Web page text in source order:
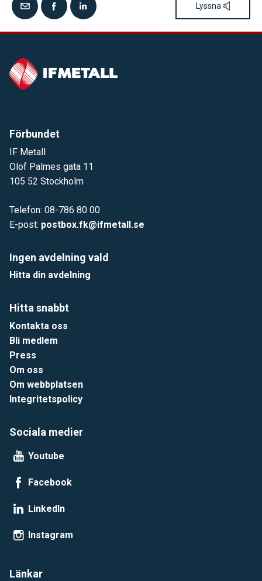
Lyssna
Förbundet
IF Metall
Olof Palmes gata 11
105 52 Stockholm
Telefon: 08-786 80 00
E-post: postbox.fk@ifmetall.se
Ingen avdelning vald
Hitta din avdelning
Hitta snabbt
Kontakta oss
Bli medlem
Press
Om oss
Om webbplatsen
Integritetspolicy
Sociala medier
Youtube
Facebook
LinkedIn
Instagram
Länkar